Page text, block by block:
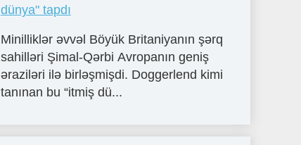
dünya" tapdı
Minilliklər əvvəl Böyük Britaniyanın şərq
sahilləri Şimal-Qərbi Avropanın geniş
əraziləri ilə birləşmişdi. Doggerlend kimi
tanınan bu “itmiş dü...